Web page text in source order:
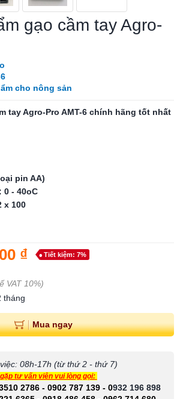
gạo cầm tay Agro-
cho nông sản
tay Agro-Pro AMT-6 chính hãng tốt nhất
pin AA)
0 - 40oC
x 100
₫ Tiết kiệm: 7%
VAT 10%)
tháng
Mua ngay
08h-17h (từ thứ 2 - thứ 7)
tư vấn viên vui lòng gọi:
2786 - 0902 787 139- 0932 196 898